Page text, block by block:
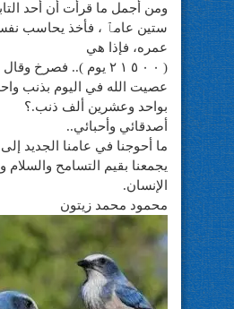
ومن أجمل ما قرأت أن أحد
ستين عامٱ ، فأخذ يحاسب
عمره، فإذا هي
( ٠ ٠ ٥ ١ ٢ يوم ).. فصرخ
عصيت الله في اليوم بذنب
بواحد وعشرين ألف ذنب.؟
أصدقائي وأحبائي..
ما أحوجنا في عامنا الجديد
يجمعنا بقيم التسامح والسلام
الإنسان.
محمود محمد زيتون